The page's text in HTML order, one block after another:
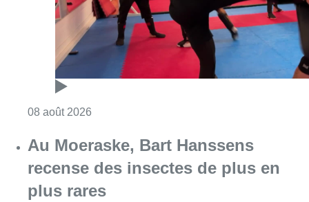
08 août 2026
Au Moeraske, Bart Hanssens
recense des insectes de plus en
plus rares